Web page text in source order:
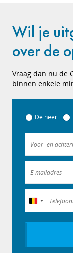
Wil je
over de
Vraag dan nu de
binnen enkele
De heer
België
+32